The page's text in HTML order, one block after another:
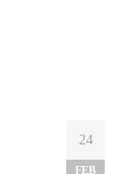
24
FEB